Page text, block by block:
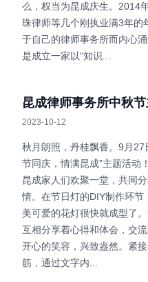
么，权当为昆成庆生。2014
珠律师等几个刚执业满3年的
于自己的律师事务所而内心
是成立一家以“知识...
昆成律师事务所中秋
2023-10-12
秋月朗照，丹桂飘香。9月27
节同庆，情满昆成”主题活动
昆成家人们欢聚一堂，共同
情。在节日灯的DIY制作环
美可爱的花灯很快就成型了
互相分享着心得和体会，交
开心的笑容，兴致盎然。紧
筋，通过文字内...